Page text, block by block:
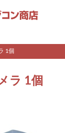
1個
ラ 1個